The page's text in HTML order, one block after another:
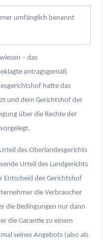
– das
antragsgemäß
hatte das
und dem Gerichtshof der
über die Rechte der
des Oberlandesgerichts
Urteil des Landgerichts
des Gerichtshof
die Verbraucher
die Bedingungen nur dann
die Garantie zu einem
seines Angebots (also als